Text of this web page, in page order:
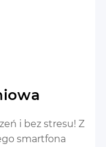
i bez stresu! Z
smartfona